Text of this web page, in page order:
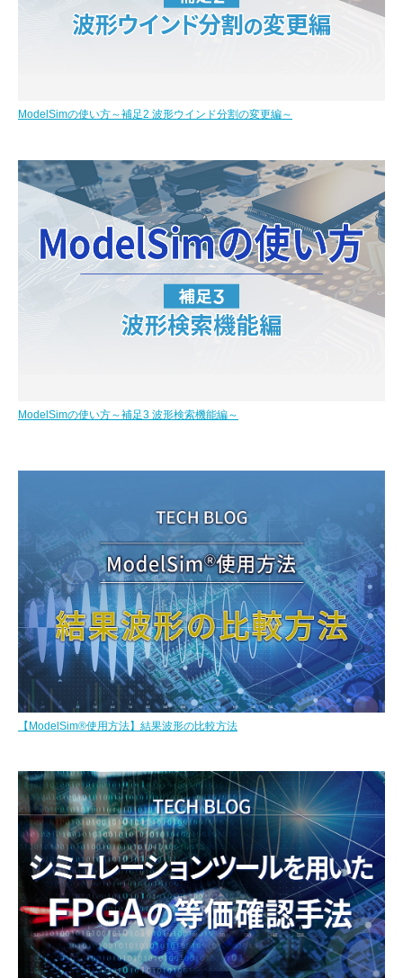
ModelSimの使い方～補足2 波形ウインド分割の変更編～
ModelSimの使い方～補足3 波形検索機能編～
【ModelSim®使用方法】結果波形の比較方法